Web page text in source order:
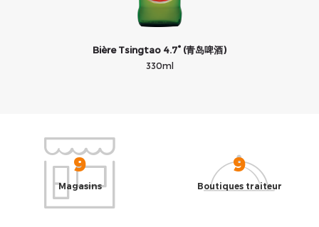
Bière Tsingtao 4.7° (青岛啤酒)
330ml
9
Magasins
9
Boutiques traiteur